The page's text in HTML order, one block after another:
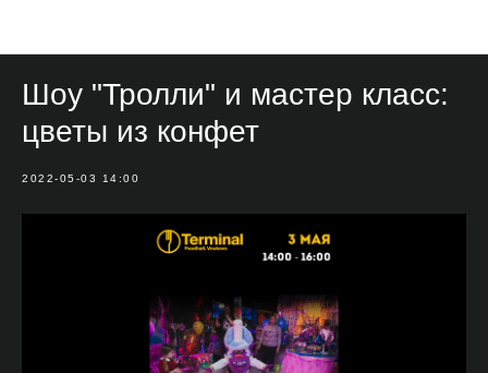
Шоу "Тролли" и мастер класс:
цветы из конфет
2022-05-03 14:00